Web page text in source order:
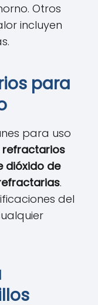
Otros
incluyen
para
para uso
refractarios
dióxido de
.
del